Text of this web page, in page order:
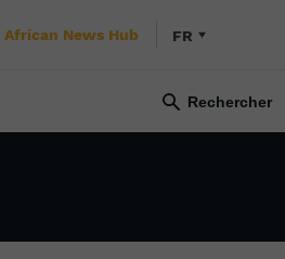
African News Hub FR